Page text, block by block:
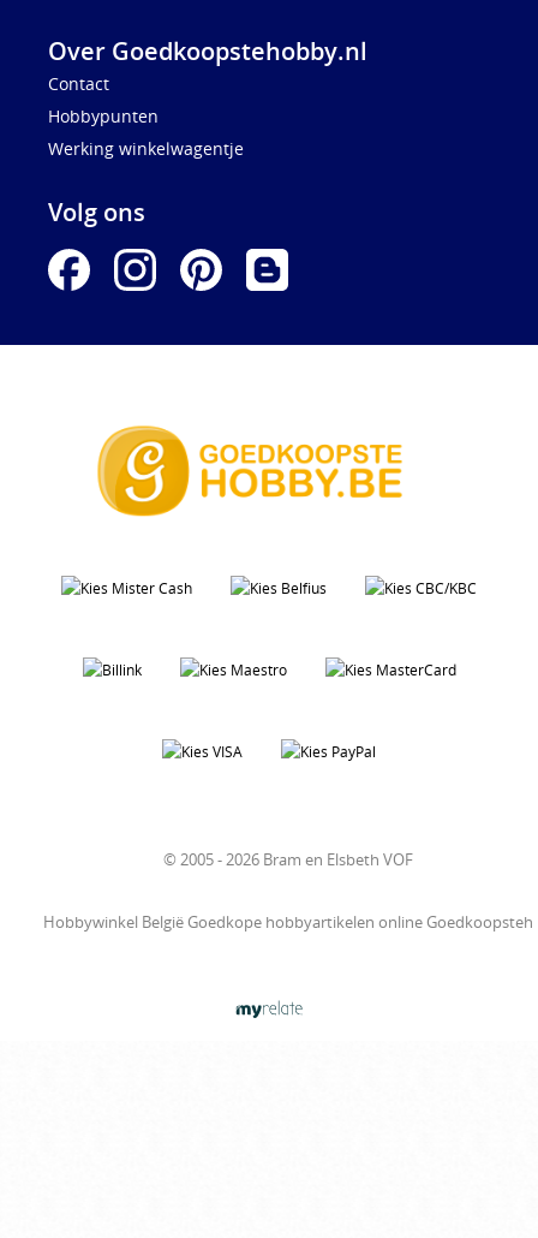
Over Goedkoopstehobby.nl
Contact
Hobbypunten
Werking winkelwagentje
Volg ons
© 2005 - 2026 Bram en Elsbeth VOF
Hobbywinkel België Goedkope hobbyartikelen online Goedkoopsteh